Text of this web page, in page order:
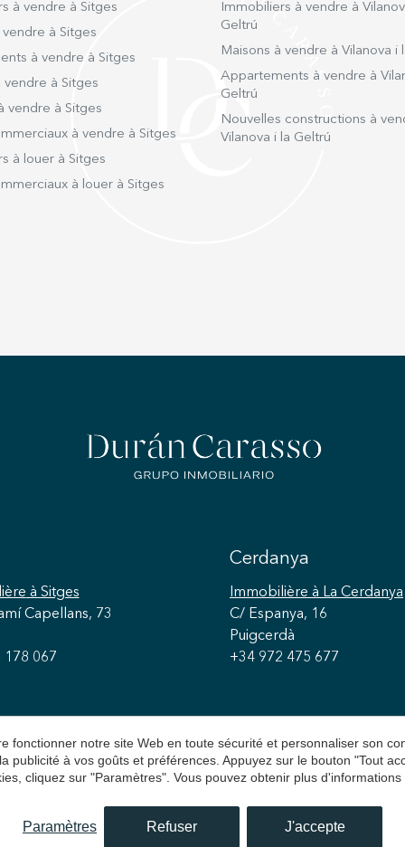
petit-
pour
d'un
à vendre à Sitges
vendre à Sitges
à vendre à Sitges
vendre à Sitges
vendre à Sitges
à vendre à Sitges
à louer à Sitges
à louer à Sitges
Immobiliers à vendre à
Geltrú
Maisons à vendre à Vilanova i
Appartements à vendre à
Geltrú
Nouvelles constructions à
Vilanova i la Geltrú
à Sitges
Capellans, 73
178 067
Cerdanya
Immobilière à La Cerdanya
C/ Espanya, 16
Puigcerdà
+34 972 475 677
fonctionner notre site Web en toute sécurité et personnaliser son
publicité à vos goûts et préférences. Appuyez sur le bouton "Tout
cliquez sur "Paramètres". Vous pouvez obtenir plus
Paramètres Refuser J'accepte